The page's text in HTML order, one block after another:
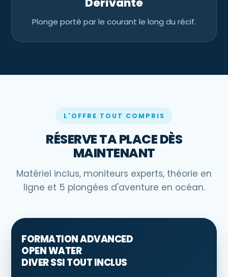
Plonge porté par le courant le long du récif.
L'OFFRE TOUT COMPRIS
RÉSERVE TA PLACE DÈS
MAINTENANT
Matériel inclus, moniteurs experts, théorie en
ligne et 5 plongées d'aventure en océan.
FORMATION ADVANCED
OPEN WATER
DIVER SSI TOUT INCLUS